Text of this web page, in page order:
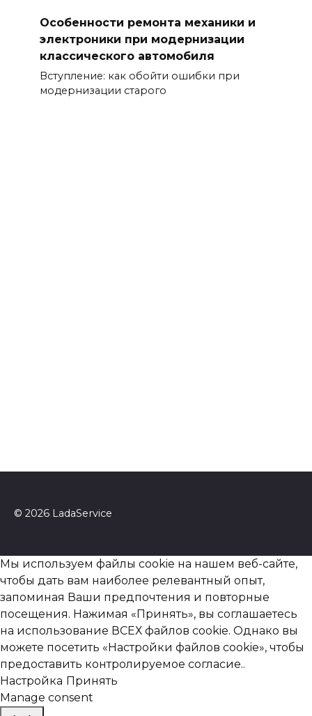
Особенности ремонта механики и
электроники при модернизации
классического автомобиля
Вступление: как обойти ошибки при
модернизации старого
© 2026 LadaService
Мы используем файлы cookie на нашем веб-сайте,
чтобы дать вам наиболее релевантный опыт,
запоминая Ваши предпочтения и повторные
посещения. Нажимая «Принять», вы соглашаетесь
на использование ВСЕХ файлов cookie. Однако вы
можете посетить «Настройки файлов cookie», чтобы
предоставить контролируемое согласие..
Настройка Принять
Manage consent